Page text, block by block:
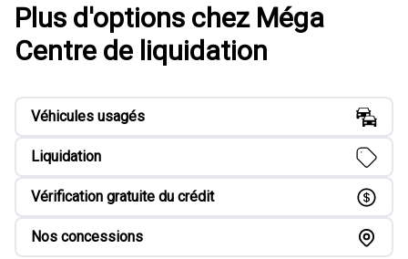
Plus d'options chez Méga
Centre de liquidation
Véhicules usagés
Liquidation
Vérification gratuite du crédit
Nos concessions